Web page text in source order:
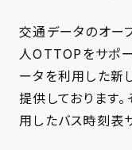
交通データのオー
人OTTOPをサポ
ータを利用した新
提供しております
用したバス時刻表